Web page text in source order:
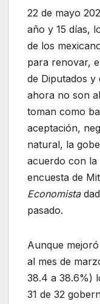
22 de mayo
año y 15 días,
de los
para renovar,
de Diputados y
ahora no son
toman como
aceptación,
natural, la
acuerdo con la
encuesta de
Economista
pasado.
Aunque
al mes de
38.4 a 38.6%)
31 de 32